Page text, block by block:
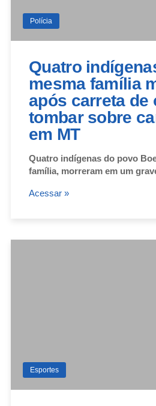
Polícia
Quatro
mesma família
após carreta de
tombar sobre
em MT
Quatro indígenas do povo
família, morreram em um
Acessar »
Esportes